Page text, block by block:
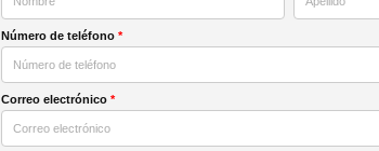
Número de teléfono *
Correo electrónico *